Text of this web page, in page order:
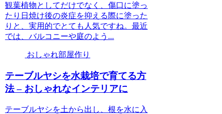
観葉植物としてだけでなく、傷口に塗っ
たり日焼け後の炎症を抑える際に塗った
りと、実用的でとても人気ですね。最近
では、バルコニーや庭のよう...
おしゃれ部屋作り
テーブルヤシを水栽培で育てる方
法 – おしゃれなインテリアに
テーブルヤシを土から出し、根を水に入